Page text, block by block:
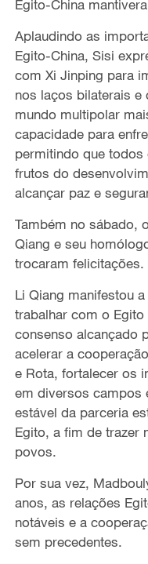
Egito-China
Aplaudindo as
Egito-China, Sisi
com Xi Jinping para
nos laços bilaterais e
mundo multipolar
capacidade para
permitindo que
frutos do
alcançar paz e
Também no sábado,
Qiang e seu
trocaram felicitações.
Li Qiang manifestou
trabalhar com o
consenso alcançado
acelerar a
e Rota, fortalecer os
em diversos campos
estável da parceria
Egito, a fim de trazer
povos.
Por sua vez,
anos, as relações
notáveis e a
sem precedentes.